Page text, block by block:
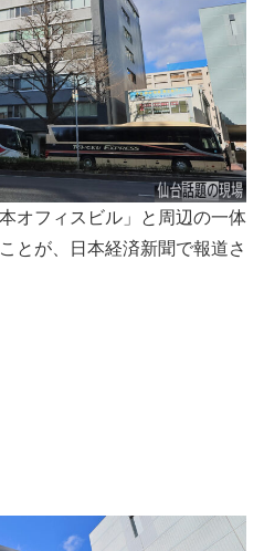
オフィスビル」と周辺の一体
とが、日本経済新聞で報道さ